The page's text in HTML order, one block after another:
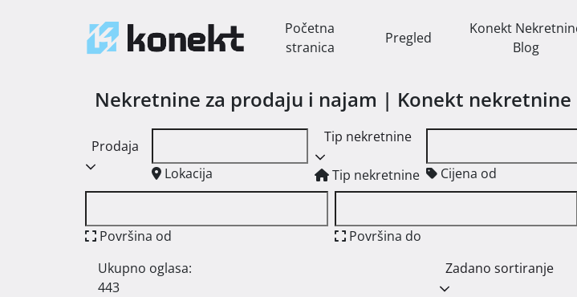
Početna
stranica
Pregled
Konekt
Blog
Nekretnine za prodaju i najam | Konekt nekretnine
Prodaja
Lokacija
Tip nekretnine
Tip nekretnine Cijena od
Površina od
Površina do
Ukupno oglasa:
443
Zadano sortiranje